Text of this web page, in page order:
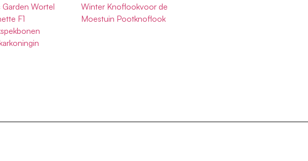
Garden Wortel
F1
Winter Knoflookvoor de
Moestuin Pootknoflook